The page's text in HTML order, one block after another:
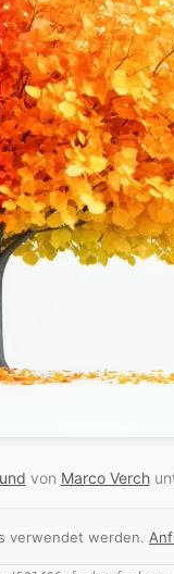
von Marco Verch
verwendet werden.